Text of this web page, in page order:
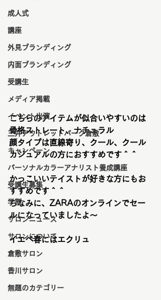
成人式
講座
外見ブランディング
内面ブランディング
受講生
メディア掲載
イベント出演
三井アウトレットパーク倉敷
キャンペーン
パーソナルカラーアナリスト養成講座
受講生募集
学割
サロンニュース
サロンについて
倉敷サロン
香川サロン
無題のカテゴリー
こちらのアイテムが似合いやすいのは
骨格ストレート、ナチュラル
顔タイプは直線寄り、クール、クール
カジュアルの方におすすめです＾＾
かっこいいテイストが好きな方にもお
すすめです＾＾
ちなみに、ZARAのオンラインでセー
ルになっていましたよ〜
イエベ春にはエクリュ